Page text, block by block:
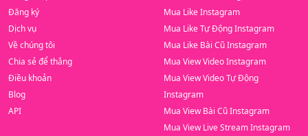
Đăng ký
Dịch vụ
Về chúng tôi
Chia sẻ để thắng
Điều khoản
Blog
API
Mua Like Instagram
Mua Like Tự Động Instagram
Mua Like Bài Cũ Instagram
Mua View Video Instagram
Mua View Video Tự Động
Instagram
Mua View Bài Cũ Instagram
Mua View Live Stream Instagram